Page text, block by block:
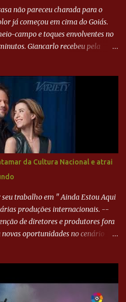
não pareceu charada para o
já começou em cima do Goiás.
campo e toques envolventes no
Giancarlo recebeu pela
21 minutos. Éverton Garroni
e, mesmo de costas, incidiu o canto
se esticou e até tocou na
desviar sua trajetória. O ataque do
seguiu em cima. Aos 32
fez grande defesa. Seis
o pé e quase surpreendeu o
No fim, Jefferson teve
goleiro. Gol para matar espera...
da Cultura Nacional e atrai
trabalho em " Ainda Estou Aqui
produções internacionais. --
de diretores e produtores fora
oportunidades no cenário